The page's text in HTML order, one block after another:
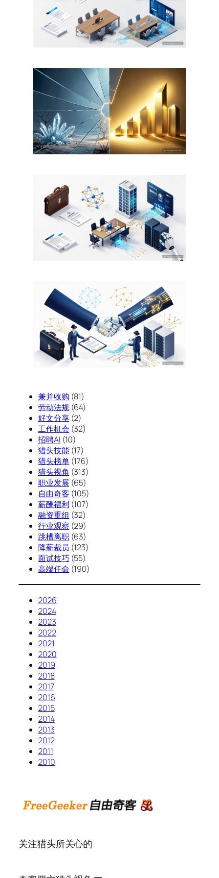
兼并收购 (81)
劳动法规(64)
好文分享(2)
工作机会 (32)
招聘AI (10)
猎头技能(17)
猎头榜单(176)
猎头视角 (313)
职业发展 (65)
自由奇客 (105)
薪酬福利 (107)
融资重组 (32)
行业观察 (29)
跳槽离职(63)
降薪裁员 (123)
面试技巧 (55)
高端任命 (190)
2026
2024
2023
2022
2021
2020
2019
2018
2017
2016
2015
2014
2013
2012
2011
2010
关注猎头所关心的